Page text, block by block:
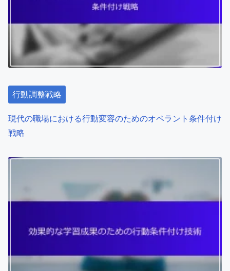
行動調整戦略
現代の職場における行動変容のためのオペラント条件付け
戦略